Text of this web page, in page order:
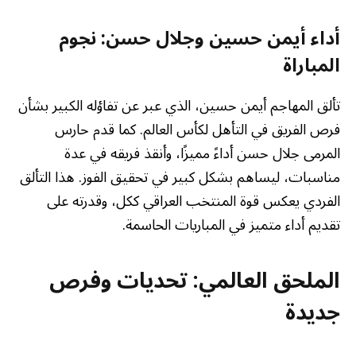
أداء أيمن حسين وجلال حسن: نجوم
المباراة
تألق المهاجم أيمن حسين، الذي عبر عن تفاؤله الكبير بشأن
فرص الفريق في التأهل لكأس العالم. كما قدم حارس
المرمى جلال حسن أداءً مميزًا، وأنقذ فريقه في عدة
مناسبات، ليساهم بشكل كبير في تحقيق الفوز. هذا التألق
الفردي يعكس قوة المنتخب العراقي ككل، وقدرته على
تقديم أداء متميز في المباريات الحاسمة.
الملحق العالمي: تحديات وفرص
جديدة